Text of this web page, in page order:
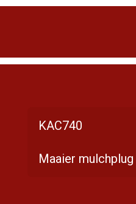
KAC740
Maaier mulchplug